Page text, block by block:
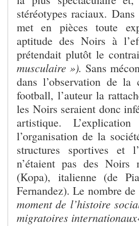
stéréotypes raciaux.
met en pièces toute
aptitude des Noirs à
prétendait plutôt le
musculaire »). Sans
dans l’observation de la
football, l’auteur la
les Noirs seraient donc
artistique.
l’organisation de la
structures sportives et
n’étaient pas des Noirs
(Kopa), italienne (de
Fernandez). Le nombre
moment de l’histoire
migratoires internationaux